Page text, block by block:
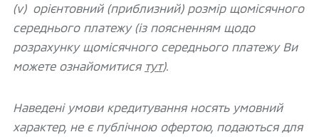
(v) орієнтовний (приблизний) розмір щомісячного
середнього платежу (із поясненням щодо
розрахунку щомісячного середнього платежу Ви
можете ознайомитися тут).
Наведені умови кредитування носять умовний
характер, не є публічною офертою, подаються для